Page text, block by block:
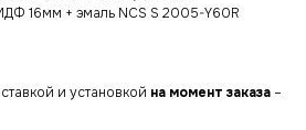
16мм + эмаль NCS S 2005-Y60R
и установкой на момент заказа –
время